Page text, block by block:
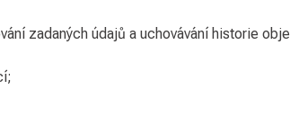
zadaných údajů a uchovávání historie